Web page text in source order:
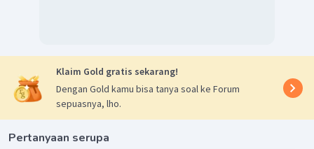
Klaim Gold gratis sekarang!
Dengan Gold kamu bisa tanya soal ke Forum
sepuasnya, lho.
Pertanyaan serupa